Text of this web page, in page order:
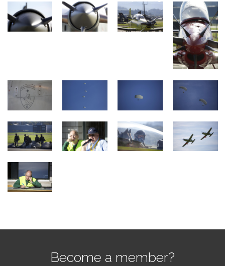
Become a member?